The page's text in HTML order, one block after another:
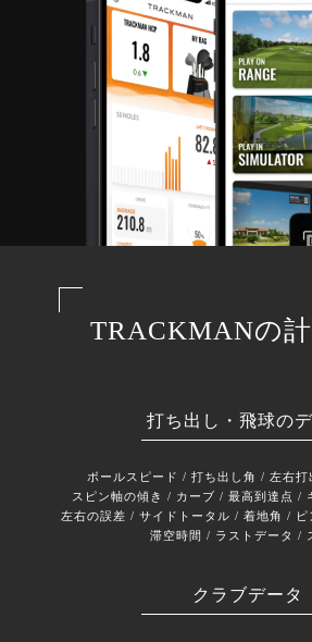
TRACKMANの
打ち出し・飛球の
ボールスピード / 打ち出し角 / 左右
スピン軸の傾き / カーブ / 最高到達点 /
左右の誤差 / サイドトータル / 着地角 /
滞空時間 / ラストデータ /
クラブデータ